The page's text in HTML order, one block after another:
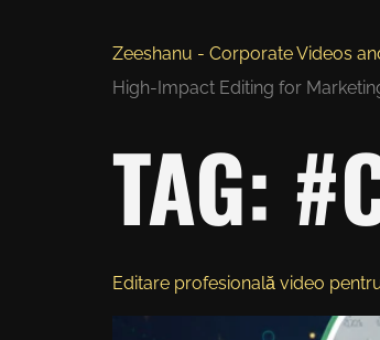
Zeeshanu - Corporate Videos
High-Impact Editing for
TAG:
Editare profesională video